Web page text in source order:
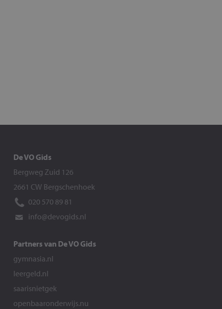
De VO Gids
Bergweg Zuid 126
2661 CW Bergschenhoek
020 570 89 81
info@devogids.nl
Partners van De VO Gids
gymnasia.nl
leergeld.nl
saarisnietgek
openbaaronderwijs.nu